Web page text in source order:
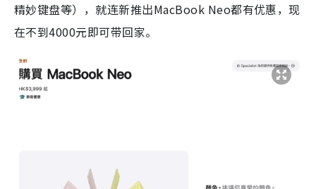
精妙键盘等），就连新推出MacBook Neo都有优惠，现
在不到4000元即可带回家。